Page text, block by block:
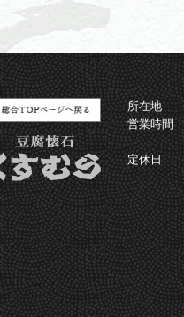
所在地
営業時間
定休日